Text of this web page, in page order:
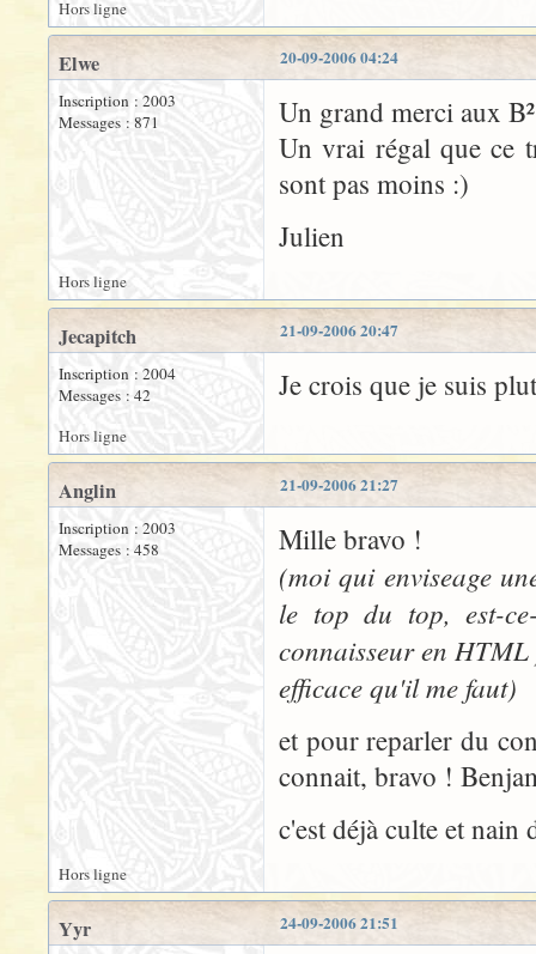
Hors ligne
20-09-2006 04:24
Elwe
Inscription : 2003
Messages : 871
Un grand merci aux B²
Un vrai régal que ce
sont pas moins :)
Julien
Hors ligne
21-09-2006 20:47
Jecapitch
Inscription : 2004
Messages : 42
Je crois que je suis
Hors ligne
21-09-2006 21:27
Anglin
Inscription : 2003
Messages : 458
Mille bravo !
(moi qui enviseage
le top du top, est-
connaisseur en HTML
efficace qu'il me faut)
et pour reparler du
connait, bravo !
c'est déjà culte et nain
Hors ligne
24-09-2006 21:51
Yyr